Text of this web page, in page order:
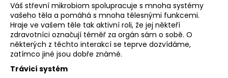
Váš střevní mikrobiom spolupracuje s mnoha systémy
vašeho těla a pomáhá s mnoha tělesnými funkcemi.
Hraje ve vašem těle tak aktivní roli, že jej někteří
zdravotníci označují téměř za orgán sám o sobě. O
některých z těchto interakcí se teprve dozvídáme,
zatímco jiné jsou dobře známé.
Trávicí systém